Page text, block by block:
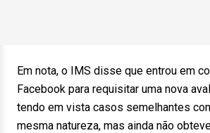
Em nota, o IMS disse que entrou em
Facebook para requisitar uma nova
tendo em vista casos semelhantes
mesma natureza, mas ainda não